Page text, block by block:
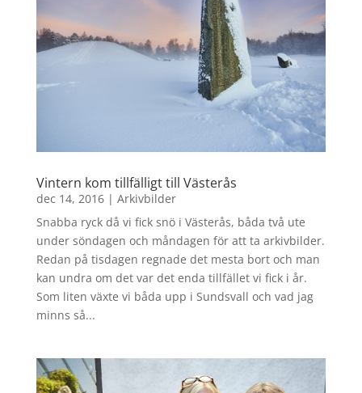
Vintern kom tillfälligt till Västerås
dec 14, 2016| Arkivbilder
Snabba ryck då vi fick snö i Västerås, båda två ute
under söndagen och måndagen för att ta arkivbilder.
Redan på tisdagen regnade det mesta bort och man
kan undra om det var det enda tillfället vi fick i år.
Som liten växte vi båda upp i Sundsvall och vad jag
minns så...